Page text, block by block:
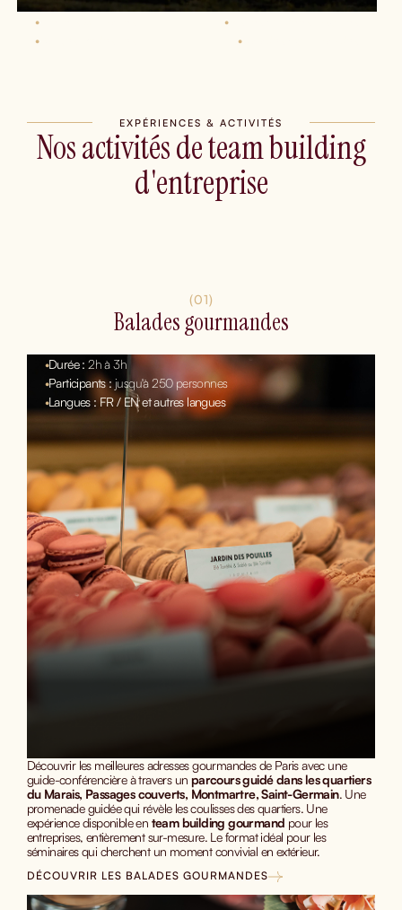
•Ateliers culinaires •
•Rallyes pédestres •
EXPÉRIENCES & ACTIVITÉS
Nos activités de team building
d'entreprise
(01)
Balades gourmandes
•Durée :2h à 3h
•Participants :jusqu'à 250 personnes
•Langues : FR / EN et autres langues
Découvrir les meilleures adresses gourmandes de Paris avec une
guide-conférencière à travers un parcours guidé dans les quartiers
du Marais, Passages couverts, Montmartre, Saint-Germain. Une
promenade guidée qui révèle les coulisses des quartiers. Une
expérience disponible en team building gourmand pour les
entreprises, entièrement sur-mesure. Le format idéal pour les
séminaires qui cherchent un moment convivial en extérieur.
DÉCOUVRIR LES BALADES GOURMANDES